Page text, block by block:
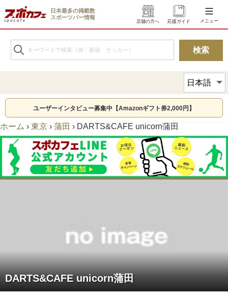
日本最多の掲載数
スポーツバー情報
店舗の方へ 応援ガイド メニュー
ユーザーインタビュー募集中【Amazonギフト券2,000円】
ホーム › 東京 › 蒲田 › DARTS&CAFE unicorn蒲田
DARTS&CAFE unicorn蒲田